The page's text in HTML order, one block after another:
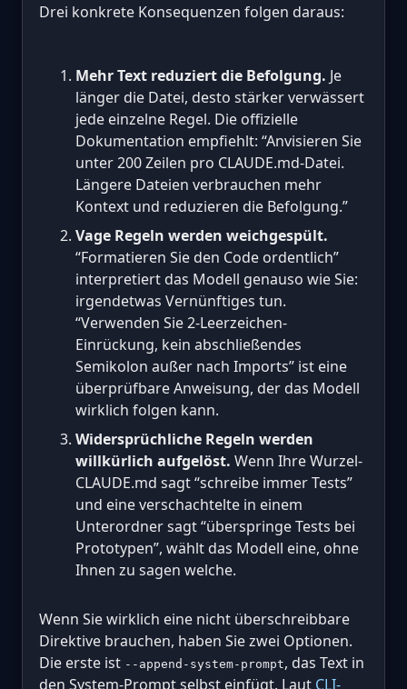
Drei konkrete Konsequenzen folgen daraus:
Mehr Text reduziert die Befolgung. Je
länger die Datei, desto stärker verwässert
jede einzelne Regel. Die offizielle
Dokumentation empfiehlt: “Anvisieren Sie
unter 200 Zeilen pro CLAUDE.md-Datei.
Längere Dateien verbrauchen mehr
Kontext und reduzieren die Befolgung.”
Vage Regeln werden weichgespült.
“Formatieren Sie den Code ordentlich”
interpretiert das Modell genauso wie Sie:
irgendetwas Vernünftiges tun.
“Verwenden Sie 2-Leerzeichen-
Einrückung, kein abschließendes
Semikolon außer nach Imports” ist eine
überprüfbare Anweisung, der das Modell
wirklich folgen kann.
Widersprüchliche Regeln werden
willkürlich aufgelöst. Wenn Ihre Wurzel-
CLAUDE.md sagt “schreibe immer Tests”
und eine verschachtelte in einem
Unterordner sagt “überspringe Tests bei
Prototypen”, wählt das Modell eine, ohne
Ihnen zu sagen welche.
Wenn Sie wirklich eine nicht überschreibbare
Direktive brauchen, haben Sie zwei Optionen.
Die erste ist --append-system-prompt, das Text in
den System-Prompt selbst einfügt. Laut CLI-